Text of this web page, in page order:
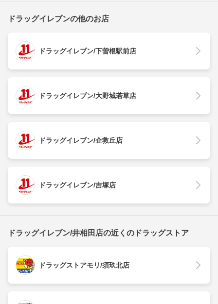
ドラッグイレブンの他のお店
ドラッグイレブン/下曽根駅前店
ドラッグイレブン/大野城若草店
ドラッグイレブン/企救丘店
ドラッグイレブン/吉塚店
ドラッグイレブン/井相田店の近くのドラッグストア
ドラッグストアモリ/須玖北店